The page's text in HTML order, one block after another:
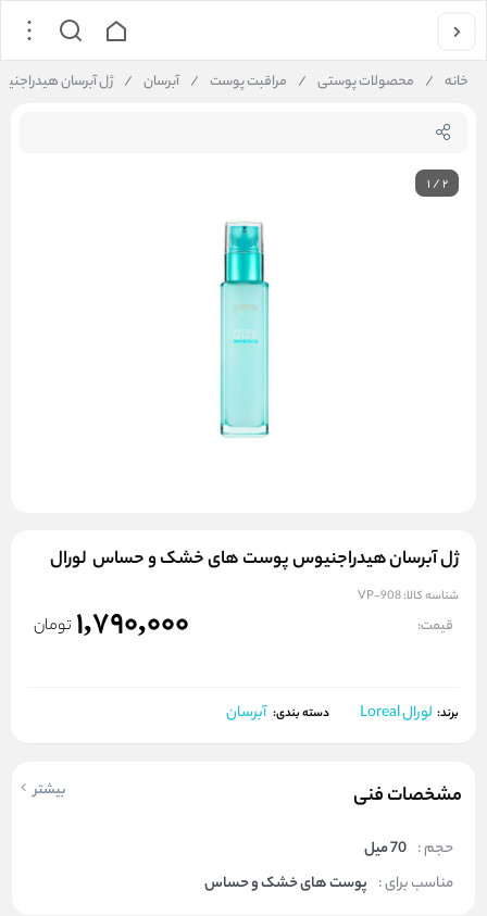
خانه / محصولات پوستی / مراقبت پوست / آبرسان / ژل آبرسان
1/2
ژل آبرسان هیدراجنیوس پوست های خشک و حساس لورال
شناسه کالا:VP-908
قیمت: 1,790,000 تومان
برند: لورال Loreal دسته بندی: آبرسان
مشخصات فنی بیشتر
حجم : 70 میل
مناسب برای : پوست های خشک و حساس